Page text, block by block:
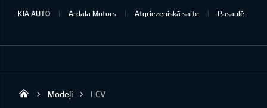
KIA AUTO Ardala Motors Atgriezeniskā saite Pasaulē
Ardala SIA
Modeļi LCV